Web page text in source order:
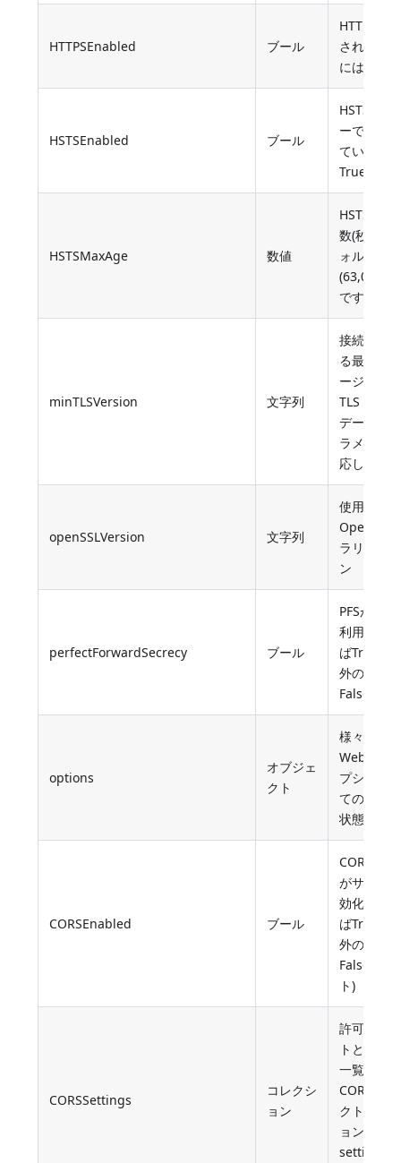
HTTPSEnabled ブール
HTTPS が
されてい
にはTrue
HSTSEnabled ブール
HSTS が
ーで有効
ている場
True
HSTSMaxAge 数値
HSTS の
数(秒単位)
ォルトは2
です。
minTLSVersion 文字列
接続を受
る最低限
ージョン
TLS
データベ
ラメータ
応します)
openSSLVersion 文字列
使用され
OpenSSL
ラリのバ
ン
perfectForwardSecrecy ブール
PFSがサ
利用可能
ばTrue、
外の場合
False
options
オブジェ
クト
様々な標
Webサー
プション
てのカレ
状態
CORSEnabled ブール
CORS サ
がサーバ
効化され
ばTrue、
外の場合
False(デ
ト)
CORSSettings
コレクシ
ョン
許可され
トとメソ
一覧を定
CORS オ
クトのコ
ョン(Web
settings